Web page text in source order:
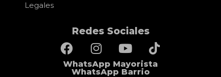
Legales
Redes Sociales
WhatsApp Mayorista
WhatsApp Barrio